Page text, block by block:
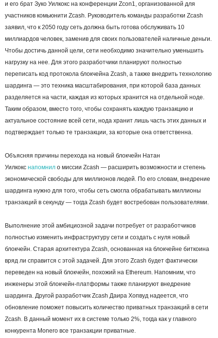
и его брат Зуко Уилкокс на конференции Zcon1, организованной для
участников комьюнити Zcash. Руководитель команды разработки Zcash
заявил, что к 2050 году сеть должна быть готова обслуживать 10
миллиардов человек, заменив для своих пользователей наличные деньги.
Чтобы достичь данной цели, сети необходимо значительно уменьшить
нагрузку на нее. Для этого разработчики планируют полностью
переписать код протокола блокчейна Zcash, а также внедрить технологию
шардинга — это техника масштабирования, при которой база данных
разделяется на части, каждая из которых хранится на отдельной ноде.
Таким образом, вместо того, чтобы сохранять каждую транзакцию и
актуальное состояние всей сети, нода хранит лишь часть этих данных и
подтверждает только те транзакции, за которые она ответственна.
Объясняя причины перехода на новый блокчейн Натан
Уилкокс напомнил о миссии Zcash — расширить возможности и степень
экономической свободы для миллионов людей. По его словам, внедрение
шардинга нужно для того, чтобы сеть смогла обрабатывать миллионы
транзакций в секунду — тогда Zcash будет востребован пользователями.
Выполнение этой амбициозной задачи потребует от разработчиков
полностью изменить инфраструктуру сети и создать с нуля новый
блокчейн. Старая архитектура Zcash, основанная на блокчейне биткоина
вряд ли справится с этой задачей. Для этого Zcash будет фактически
переведен на новый блокчейн, похожий на Ethereum. Напомним, что
инженеры этой блокчейн-платформы также планируют внедрение
шардинга. Другой разработчик Zcash Даира Хопвуд надеется, что
обновление поможет повысить количество приватных транзакций в сети
Zcash. В данный момент их в системе только 2%, тогда как у главного
конкурента Monero все транзакции приватные.